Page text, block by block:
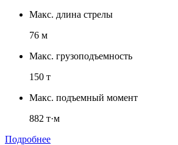
Макс. длина стрелы
76 м
Макс. грузоподъемность
150 т
Макс. подъемный момент
882 т·м
Подробнее